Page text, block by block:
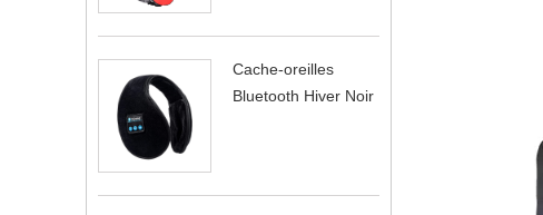
Cache-oreilles
Bluetooth Hiver Noir